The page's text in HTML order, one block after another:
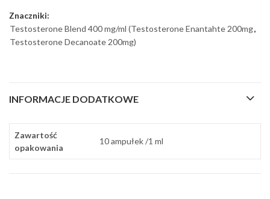
Znaczniki:
Testosterone Blend 400 mg/ml (Testosterone Enantahte 200mg,
Testosterone Decanoate 200mg)
INFORMACJE DODATKOWE
Zawartość
opakowania
10 ampułek /1 ml